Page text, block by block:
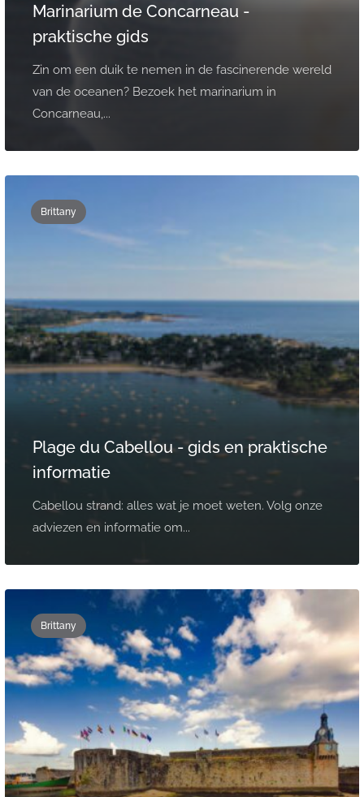
Marinarium de Concarneau -
praktische gids
Zin om een duik te nemen in de fascinerende wereld
van de oceanen? Bezoek het marinarium in
Concarneau,...
Brittany
Plage du Cabellou - gids en praktische
informatie
Cabellou strand: alles wat je moet weten. Volg onze
adviezen en informatie om...
Brittany